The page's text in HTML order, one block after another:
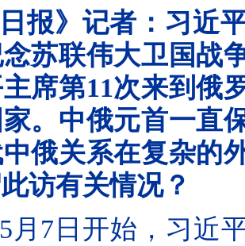
日报》记者：习近
苏联伟大卫国战
席第11次来到俄
。中俄元首一直
俄关系在复杂的
访有关情况？
月7日开始，习近